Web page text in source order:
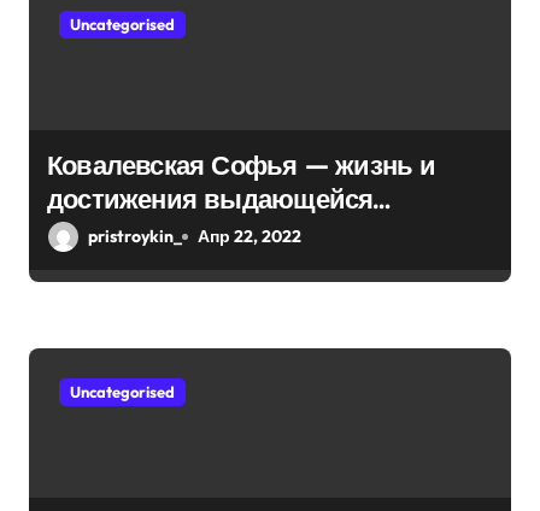
я
м
Uncategorised
Ковалевская Софья — жизнь и
достижения выдающейся
математической мыслительницы
pristroykin_ Апр 22, 2022
Uncategorised